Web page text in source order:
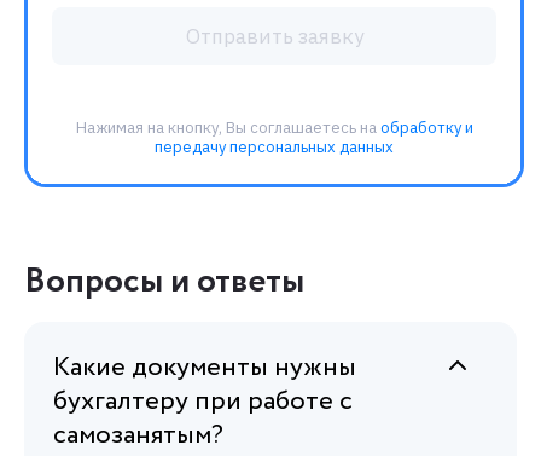
Вопросы и ответы
Какие документы нужны
бухгалтеру при работе с
самозанятым?